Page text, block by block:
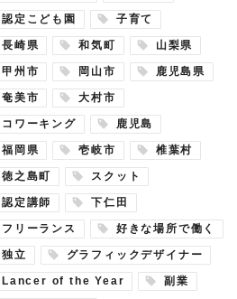
認定こども園 子育て
長崎県 和気町 山梨県
甲州市 岡山市 鹿児島県
奄美市 大村市
コワーキング 鹿児島
福岡県 壱岐市 椎葉村
徳之島町 スクット
認定講師 下仁田
フリーランス 好きな場所で働く
独立 グラフィックデザイナー
Lancer of the Year 副業